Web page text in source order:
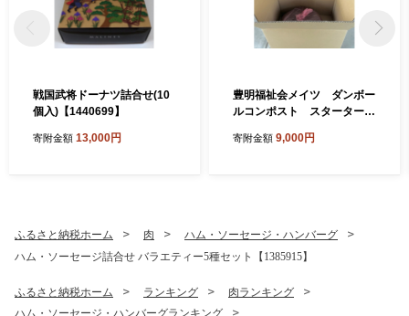
戦国武将ドーナツ詰合せ(10
個入)【1440699】
寄附金額 13,000円
豊明福祉会メイツ ダンボー
ルコンポスト スターターキ
寄附金額 9,000円
ふるさと納税ホーム 肉
ハム・ソーセージ・ハンバーグ
ハム・ソーセージ詰合せ バラエティー5種セット【1385915】
ふるさと納税ホーム ランキング
肉ランキング
ハム・ソーセージ・ハンバーグランキング